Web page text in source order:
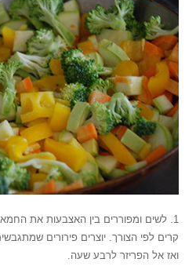
1. לשים ומפוררים בין האצבעות את
קרים לפי הצורך. יוצרים פירורים
ואז אל הפריזר לרבע שעה.